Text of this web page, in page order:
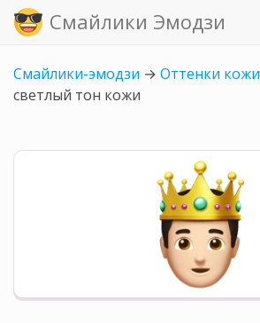
Смайлики Эмодзи
Смайлики-эмодзи → Оттенки кожи
светлый тон кожи